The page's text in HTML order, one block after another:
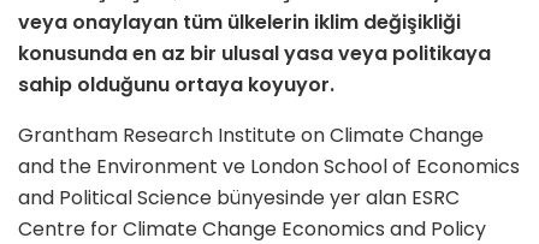
veya onaylayan tüm ülkelerin iklim değişikliği
konusunda en az bir ulusal yasa veya politikaya
sahip olduğunu ortaya koyuyor.
Grantham Research Institute on Climate Change
and the Environment ve London School of Economics
and Political Science bünyesinde yer alan ESRC
Centre for Climate Change Economics and Policy